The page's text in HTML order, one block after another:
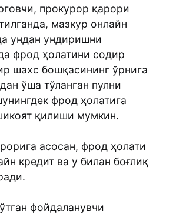
прокурор қарори
мазкур онлайн
ундан ундиришни
фрод ҳолатини содир
шахс бошқасининг ўрнига
ўша тўланган пулни
фрод ҳолатига
қилиши мумкин.
асосан, фрод ҳолати
кредит ва у билан боғлиқ
фойдаланувчи